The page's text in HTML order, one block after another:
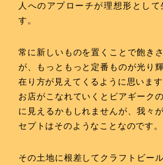
人へのアプローチが理想形とし
す。
常に新しいものを置くことで飽き
が、もっともっと定番ものが光り
在り方が見えてくるように思います
お店がこなれていくとビアギーク
に見えるかもしれませんが、我々
セプトはそのようなことなのです。
その土地に根差してクラフトビー